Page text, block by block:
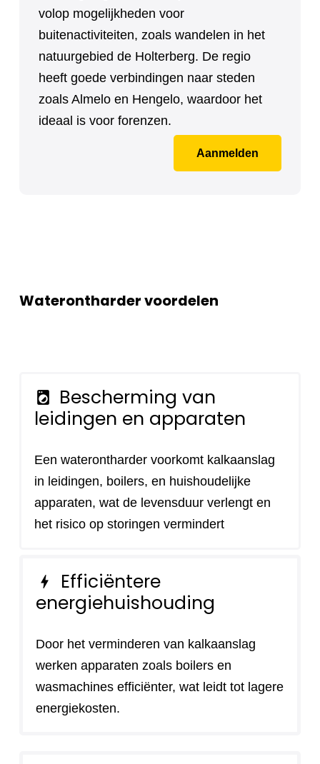
volop mogelijkheden voor
buitenactiviteiten, zoals wandelen in het
natuurgebied de Holterberg. De regio
heeft goede verbindingen naar steden
zoals Almelo en Hengelo, waardoor het
ideaal is voor forenzen.
Aanmelden
Waterontharder voordelen
local_laundry_service
Bescherming van
leidingen en apparaten
Een waterontharder voorkomt kalkaanslag
in leidingen, boilers, en huishoudelijke
apparaten, wat de levensduur verlengt en
het risico op storingen vermindert
bolt
Efficiëntere
energiehuishouding
Door het verminderen van kalkaanslag
werken apparaten zoals boilers en
wasmachines efficiënter, wat leidt tot lagere
energiekosten.